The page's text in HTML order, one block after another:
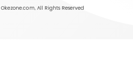
Okezone.com, All Rights Reserved